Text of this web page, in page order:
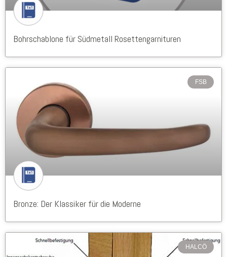
Bohrschablone für Südmetall Rosettengarnituren
FSB
Bronze: Der Klassiker für die Moderne
HALCÖ